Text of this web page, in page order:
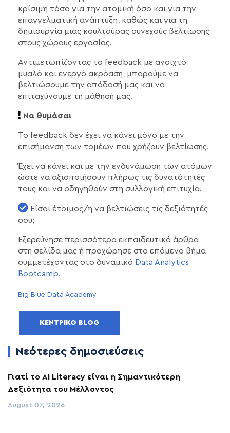
κρίσιμη τόσο για την ατομική όσο και για την
επαγγελματική ανάπτυξη, καθώς και για τη
δημιουργία μιας κουλτούρας συνεχούς βελτίωσης
στους χώρους εργασίας.
Αντιμετωπίζοντας το feedback με ανοιχτό
μυαλό και ενεργό ακρόαση, μπορούμε να
βελτιώσουμε την απόδοσή μας και να
επιταχύνουμε τη μάθησή μας.
Να θυμάσαι
Το feedback δεν έχει να κάνει μόνο με την
επισήμανση των τομέων που χρήζουν βελτίωσης.
Έχει να κάνει και με την ενδυνάμωση των ατόμων
ώστε να αξιοποιήσουν πλήρως τις δυνατότητές
τους και να οδηγηθούν στη συλλογική επιτυχία.
Είσαι έτοιμος/η να βελτιώσεις τις δεξιότητές
σου;
Εξερεύνησε περισσότερα εκπαιδευτικά άρθρα
στη σελίδα μας ή προχώρησε στο επόμενο βήμα
συμμετέχοντας στο δυναμικό Data Analytics
Bootcamp.
Big Blue Data Academy
ΚΕΝΤΡΙΚΌ BLOG
Νεότερες δημοσιεύσεις
Γιατί το AI Literacy είναι η Σημαντικότερη
Δεξιότητα του Μέλλοντος
August 07, 2026